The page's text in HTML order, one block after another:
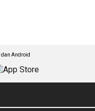
dan Android